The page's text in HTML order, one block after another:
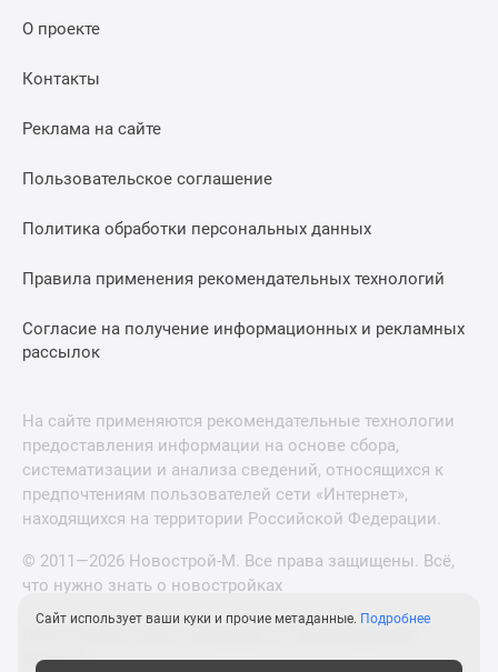
О проекте
Контакты
Реклама на сайте
Пользовательское соглашение
Политика обработки персональных данных
Правила применения рекомендательных технологий
Согласие на получение информационных и рекламных
рассылок
На сайте применяются рекомендательные технологии
предоставления информации на основе сбора,
систематизации и анализа сведений, относящихся к
предпочтениям пользователей сети «Интернет»,
находящихся на территории Российской Федерации.
© 2011—2026 Новострой-М. Все права защищены. Всё,
что нужно знать о новостройках
области
Сайт использует ваши куки и прочие метаданные. Подробнее